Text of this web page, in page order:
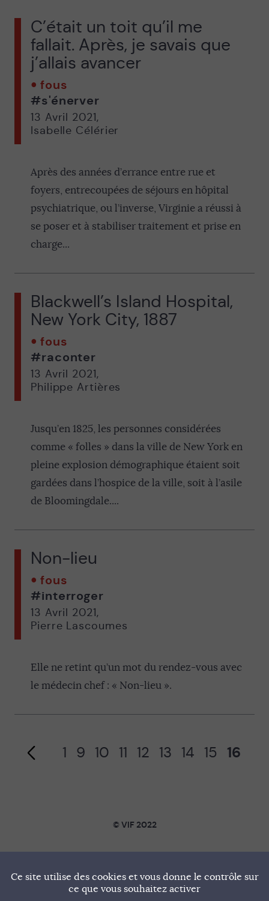
C’était un toit qu’il me
fallait. Après, je savais que
j’allais avancer
fous
#s'énerver
13 Avril 2021,
Isabelle Célérier
Après des années d’errance entre rue et
foyers, entrecoupées de séjours en hôpital
psychiatrique, ou l’inverse, Virginie a réussi à
se poser et à stabiliser traitement et prise en
charge...
Blackwell’s Island Hospital,
New York City, 1887
fous
#raconter
13 Avril 2021,
Philippe Artières
Jusqu’en 1825, les personnes considérées
comme « folles » dans la ville de New York en
pleine explosion démographique étaient soit
gardées dans l’hospice de la ville, soit à l’asile
de Bloomingdale....
Non-lieu
fous
#interroger
13 Avril 2021,
Pierre Lascoumes
Elle ne retint qu’un mot du rendez-vous avec
le médecin chef : « Non-lieu ».
Page précédente
1 9 10 11 12 13 14 15 16
© VIF 2022
SOUTENIR VIF
NOTRE MANIFESTE
Ce site utilise des cookies et vous donne le contrôle sur
ce que vous souhaitez activer